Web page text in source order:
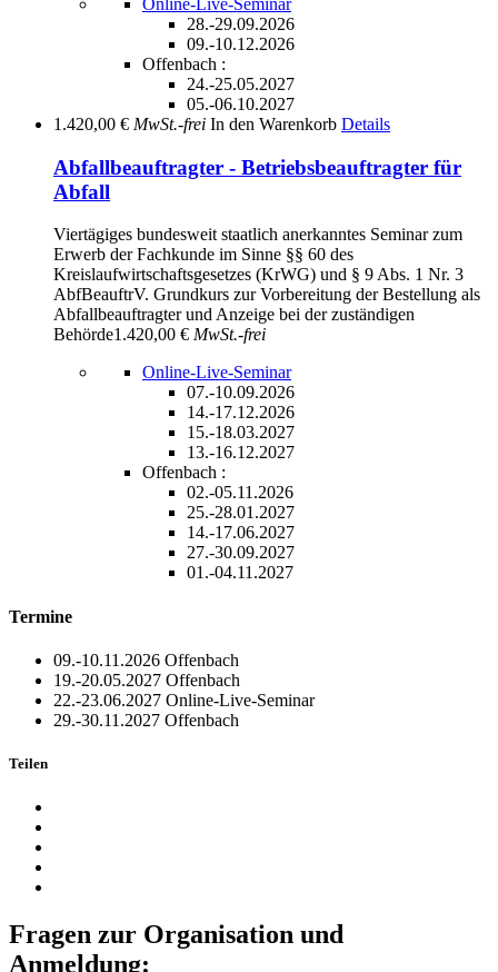
28.-29.09.2026
09.-10.12.2026
Offenbach :
24.-25.05.2027
05.-06.10.2027
1.420,00 € MwSt.-frei In den Warenkorb Details
Abfallbeauftragter - Betriebsbeauftragter für
Abfall
Viertägiges bundesweit staatlich anerkanntes Seminar zum
Erwerb der Fachkunde im Sinne §§ 60 des
Kreislaufwirtschaftsgesetzes (KrWG) und § 9 Abs. 1 Nr. 3
AbfBeauftrV. Grundkurs zur Vorbereitung der Bestellung als
Abfallbeauftragter und Anzeige bei der zuständigen
Behörde1.420,00 € MwSt.-frei
Online-Live-Seminar
07.-10.09.2026
14.-17.12.2026
15.-18.03.2027
13.-16.12.2027
Offenbach :
02.-05.11.2026
25.-28.01.2027
14.-17.06.2027
27.-30.09.2027
01.-04.11.2027
Termine
09.-10.11.2026 Offenbach
19.-20.05.2027 Offenbach
22.-23.06.2027 Online-Live-Seminar
29.-30.11.2027 Offenbach
Teilen
Fragen zur Organisation und
Anmeldung: